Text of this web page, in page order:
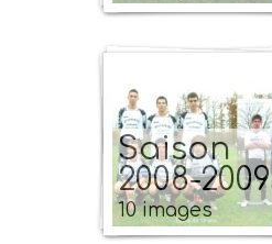
Saison
2008-2009
10 images